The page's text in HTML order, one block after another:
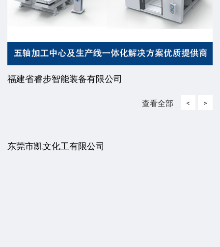
福建省睿步智能装备有限公司
查看全部 <
东莞市凯文化工有限公司
>